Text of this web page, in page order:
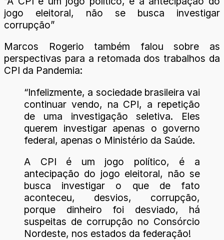
jogo eleitoral, não se busca investigar
corrupção”
Marcos Rogerio também falou sobre as
perspectivas para a retomada dos trabalhos da
CPI da Pandemia:
“Infelizmente, a sociedade brasileira vai
continuar vendo, na CPI, a repetição
de uma investigação seletiva. Eles
querem investigar apenas o governo
federal, apenas o Ministério da Saúde.
A CPI é um jogo político, é a
antecipação do jogo eleitoral, não se
busca investigar o que de fato
aconteceu, desvios, corrupção,
porque dinheiro foi desviado, há
suspeitas de corrupção no Consórcio
Nordeste, nos estados da federação!